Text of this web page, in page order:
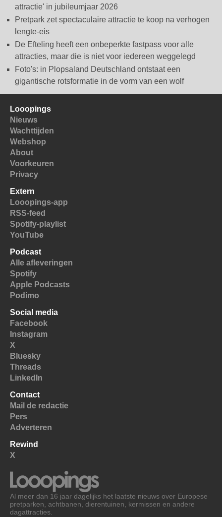
attractie' in jubileumjaar 2026
Pretpark zet spectaculaire attractie te koop na verhogen
lengte-eis
De Efteling heeft een onbeperkte fastpass voor alle
attracties, maar die is niet voor iedereen weggelegd
Foto's: in Plopsaland Deutschland ontstaat een
gigantische rotsformatie in de vorm van een wolf
Looopings
Nieuws
Wachttijden
Webshop
About
Voorkeuren
Privacy
Extern
Looopings-app
RSS-feed
Spotify-playlist
YouTube
Podcast
Alle afleveringen
Spotify
Apple Podcasts
Podimo
Social media
Facebook
Instagram
X
Bluesky
Threads
LinkedIn
Contact
Mail de redactie
Pers
Adverteren
Rewind
X
Al meer dan 16 jaar dagelijks het laatste nieuws over Europese
pretparken, achtbanen, dierentuinen, kermissen en andere
dagattracties.